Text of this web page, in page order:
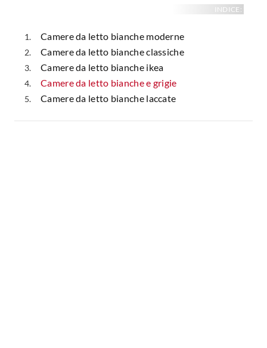
INDICE:
Camere da letto bianche moderne
Camere da letto bianche classiche
Camere da letto bianche ikea
Camere da letto bianche e grigie
Camere da letto bianche laccate